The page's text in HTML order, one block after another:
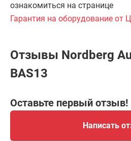
ознакомиться на странице
Гарантия на оборудование от
Отзывы Nordberg
BAS13
Оставьте первый отзыв!
Написать